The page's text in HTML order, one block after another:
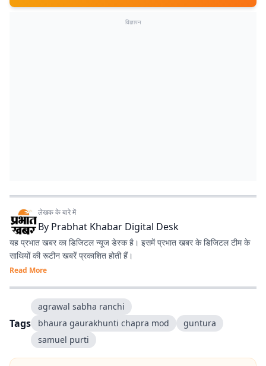
विज्ञापन
लेखक के बारे में
By Prabhat Khabar Digital Desk
यह प्रभात खबर का डिजिटल न्यूज डेस्क है। इसमें प्रभात खबर के डिजिटल टीम के
साथियों की रूटीन खबरें प्रकाशित होती हैं।
Read More
Tags
agrawal sabha ranchi
bhaura gaurakhunti chapra mod
guntura
samuel purti